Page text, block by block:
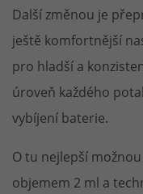
Další změnou je
ještě komfortnější
pro hladší a
úroveň každého
vybíjení baterie.
O tu nejlepší
objemem 2 ml a